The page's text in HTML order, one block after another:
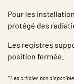
Pour les
protégé des
Les registres
position fermée.
*Les articles non